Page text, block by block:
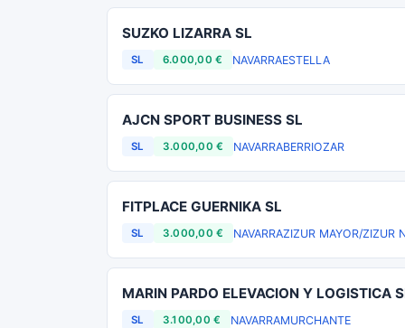
SUZKO LIZARRA SL
SL 6.000,00 € NAVARRAESTELLA
AJCN SPORT BUSINESS SL
SL 3.000,00 € NAVARRABERRIOZAR
FITPLACE GUERNIKA SL
SL 3.000,00 € NAVARRAZIZUR MAYOR/ZIZUR
MARIN PARDO ELEVACION Y LOGISTICA
SL 3.100,00 € NAVARRAMURCHANTE